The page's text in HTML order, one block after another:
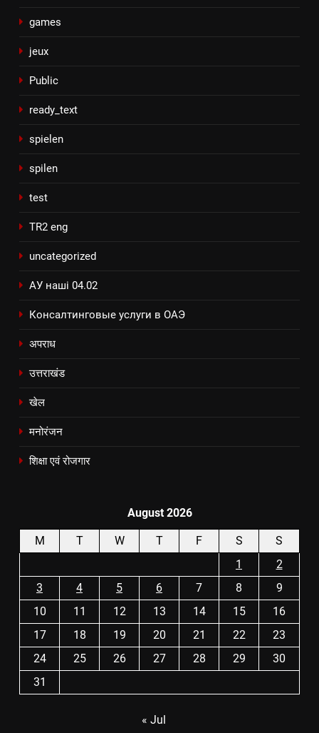
games
jeux
Public
ready_text
spielen
spilen
test
TR2 eng
uncategorized
АУ наші 04.02
Консалтинговые услуги в ОАЭ
अपराध
उत्तराखंड
खेल
मनोरंजन
शिक्षा एवं रोजगार
August 2026
M T W T F S
S
1
2
3
4 5 6 7 8
9
10
11 12 13 14 15
16
17
18 19 20 21 22
23
24
25 26 27 28 29
30
31
« Jul